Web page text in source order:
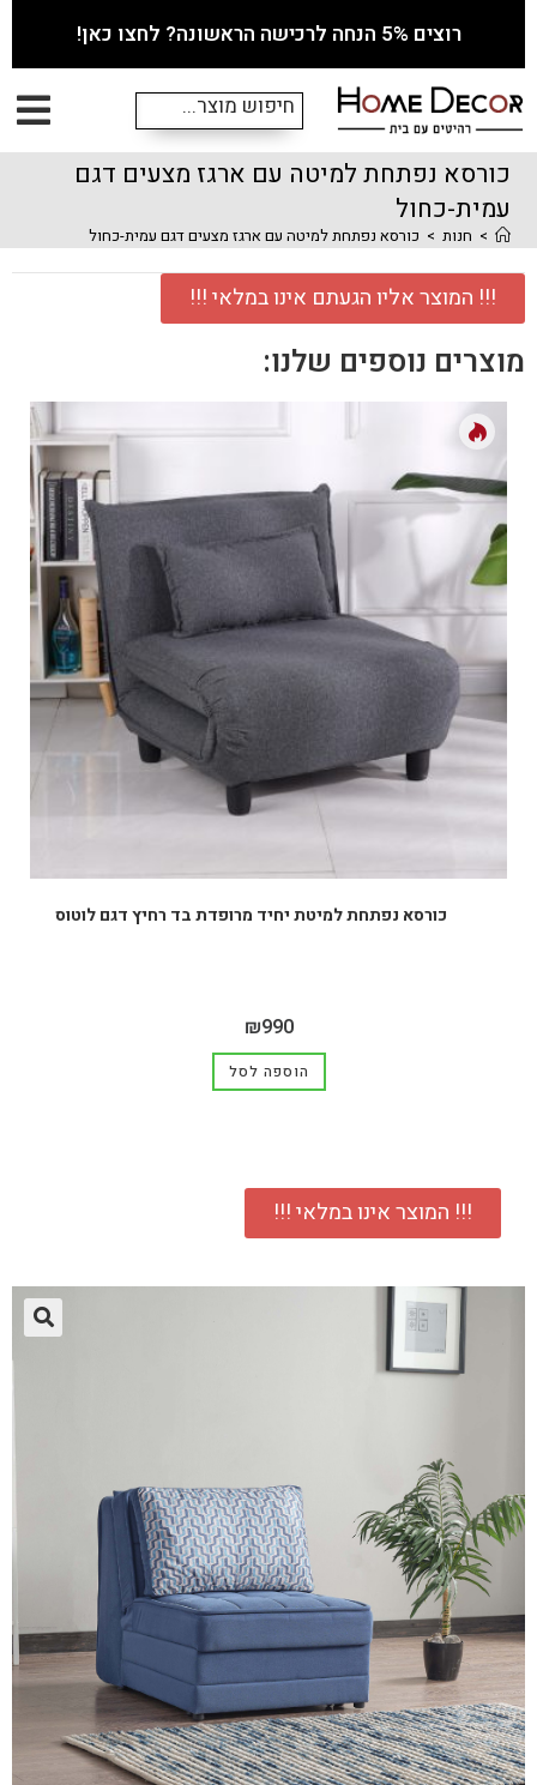
רוצים 5% הנחה לרכישה הראשונה? לחצו כאן!
כורסא נפתחת למיטה עם ארגז מצעים דגם
עמית-כחול
> חנות > כורסא נפתחת למיטה עם ארגז מצעים דגם עמית-כחול
!!! המוצר אליו הגעתם אינו במלאי !!!
מוצרים נוספים שלנו:
כורסא נפתחת למיטת יחיד מרופדת בד רחיץ דגם לוטוס
₪990
הוספה לסל
!!! המוצר אינו במלאי !!!